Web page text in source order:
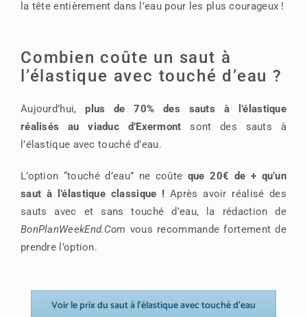
la tête entièrement dans l’eau pour les plus courageux !
Combien coûte un saut à
l’élastique avec touché d’eau ?
Aujourd’hui,plus de 70% des sauts à l’élastique
réalisés au viaduc d’Exermont sont des sauts à
l’élastique avec touché d’eau.
L’option “touché d’eau” ne coûte que 20€ de + qu’un
saut à l’élastique classique ! Après avoir réalisé des
sauts avec et sans touché d’eau, la rédaction de
BonPlanWeekEnd.Com vous recommande fortement de
prendre l’option.
Voir le prix du saut à l’élastique avec touché d’eau